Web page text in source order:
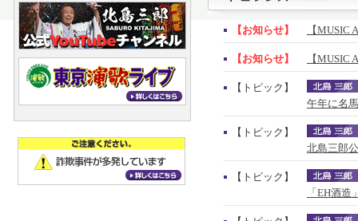
【お知らせ】 【MUSIC
【お知らせ】 【MUSIC
【トピック】
午年に名
【トピック】
北島三郎
【トピック】
「EH酒